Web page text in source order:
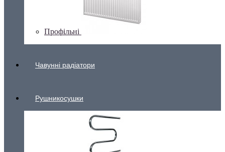
Профільні
Чавунні радіатори
Рушникосушки